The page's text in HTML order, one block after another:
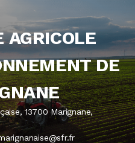
AGRICOLE
DE
13700 Marignane,